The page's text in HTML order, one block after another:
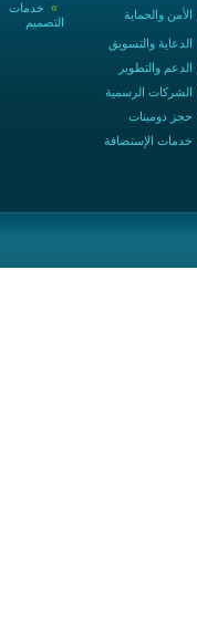
» خدمات
التصميم
الأمن والحماية
الدعاية والتسويق
الدعم والتطوير
الشركات الرسمية
حجز دومينات
خدمات الإستضافة